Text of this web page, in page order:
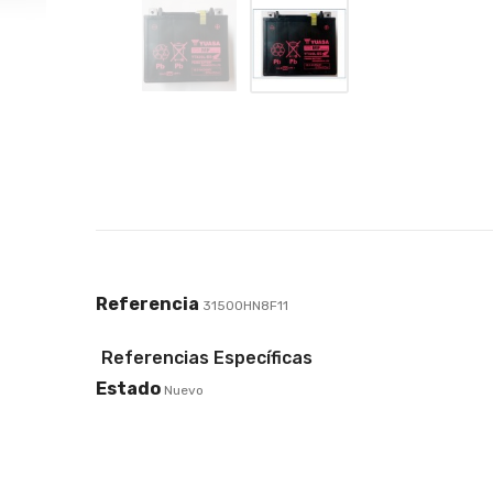
Referencia 31500HN8F11
Referencias Específicas
Estado Nuevo